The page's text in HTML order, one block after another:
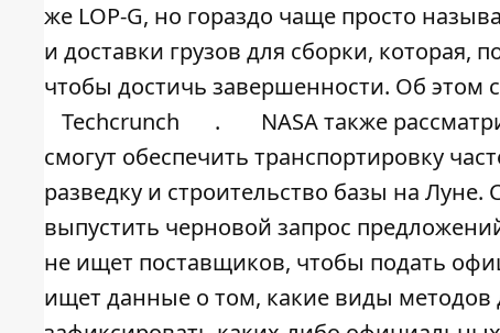
же LOP-G, но гораздо чаще просто
и доставки грузов для сборки, которая,
чтобы достичь завершенности. Об этом
Techcrunch
.
NASA также
смогут обеспечить транспортировку
разведку и строительство базы на
выпустить черновой запрос
не ищет поставщиков, чтобы подать
ищет данные о том, какие виды методов